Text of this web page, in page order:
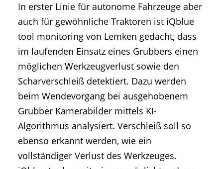
In erster Linie für autonome Fahrzeuge aber
auch für gewöhnliche Traktoren ist iQblue
tool monitoring von Lemken gedacht, dass
im laufenden Einsatz eines Grubbers einen
möglichen Werkzeugverlust sowie den
Scharverschleiß detektiert. Dazu werden
beim Wendevorgang bei ausgehobenem
Grubber Kamerabilder mittels KI-
Algorithmus analysiert. Verschleiß soll so
ebenso erkannt werden, wie ein
vollständiger Verlust des Werkzeuges.